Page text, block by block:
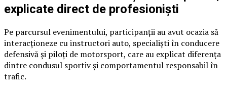
explicate direct de profesioniști
Pe parcursul evenimentului, participanții au avut ocazia să
interacționeze cu instructori auto, specialiști în conducere
defensivă și piloți de motorsport, care au explicat diferența
dintre condusul sportiv și comportamentul responsabil în
trafic.